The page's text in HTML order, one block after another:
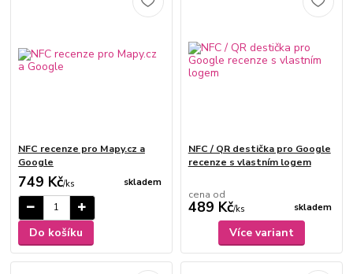
NFC recenze pro Mapy.cz a
Google
749 Kč/ks skladem
Do košíku
NFC / QR destička pro Google
recenze s vlastním logem
cena od
489 Kč/ks skladem
Více variant